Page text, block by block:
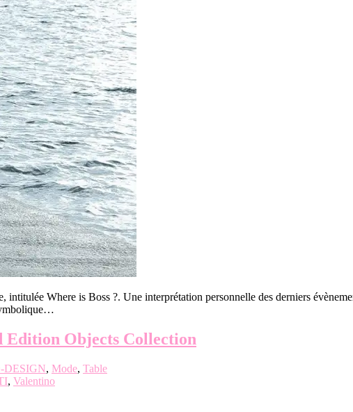
intitulée Where is Boss ?. Une interprétation personnelle des derniers
Objects Collection
DESIGN, Mode, Table
, Valentino